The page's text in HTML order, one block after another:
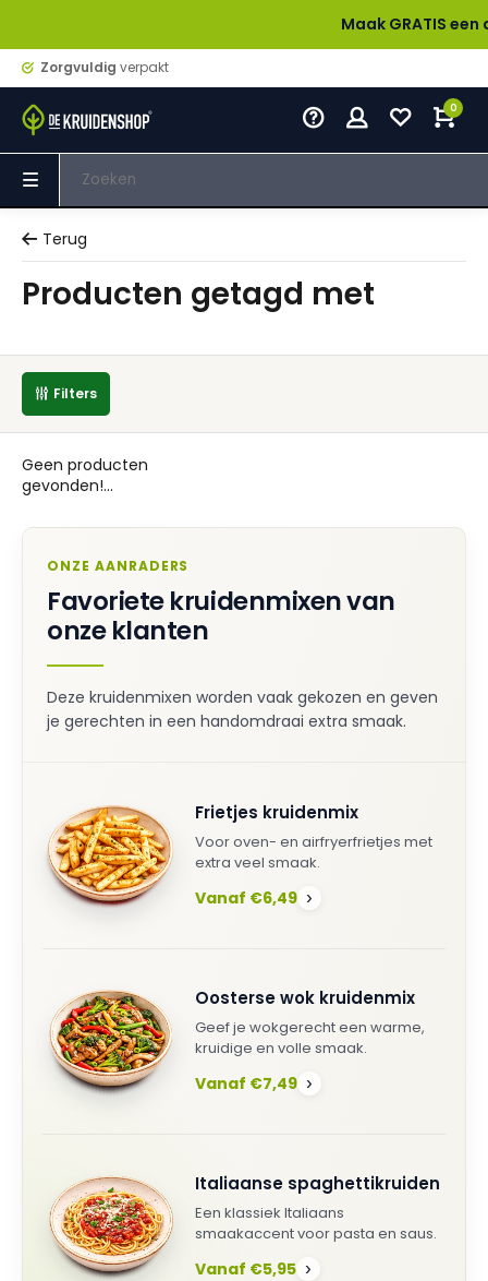
Maak GRATIS een
Zorgvuldig verpakt
0
Terug
Producten getagd met
Filters
Geen producten
gevonden!...
ONZE AANRADERS
Favoriete kruidenmixen van
onze klanten
Deze kruidenmixen worden vaak gekozen en geven
je gerechten in een handomdraai extra smaak.
Frietjes kruidenmix
Voor oven- en airfryerfrietjes met
extra veel smaak.
Vanaf €6,49 ›
Oosterse wok kruidenmix
Geef je wokgerecht een warme,
kruidige en volle smaak.
Vanaf €7,49 ›
Italiaanse spaghettikruiden
Een klassiek Italiaans
smaakaccent voor pasta en saus.
Vanaf €5,95 ›